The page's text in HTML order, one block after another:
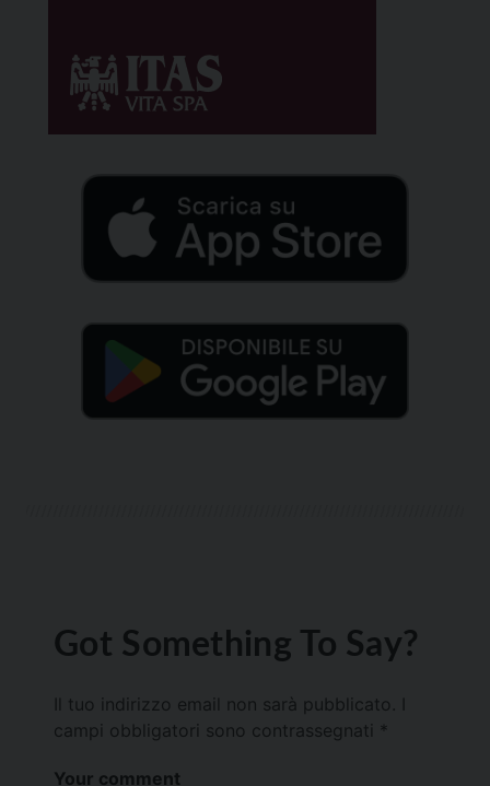
Got Something To Say?
Il tuo indirizzo email non sarà pubblicato.
campi obbligatori sono contrassegnati *
Your comment